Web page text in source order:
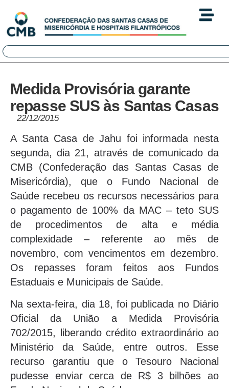
Medida Provisória garante
repasse SUS às Santas Casas
22/12/2015
A Santa Casa de Jahu foi informada nesta
segunda, dia 21, através de comunicado da
CMB (Confederação das Santas Casas de
Misericórdia), que o Fundo Nacional de
Saúde recebeu os recursos necessários para
o pagamento de 100% da MAC – teto SUS
de procedimentos de alta e média
complexidade – referente ao mês de
novembro, com vencimentos em dezembro.
Os repasses foram feitos aos Fundos
Estaduais e Municipais de Saúde.
Na sexta-feira, dia 18, foi publicada no Diário
Oficial da União a Medida Provisória
702/2015, liberando crédito extraordinário ao
Ministério da Saúde, entre outros. Esse
recurso garantiu que o Tesouro Nacional
pudesse enviar cerca de R$ 3 bilhões ao